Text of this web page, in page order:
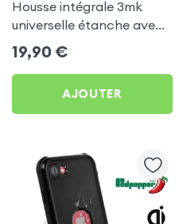
Housse intégrale 3mk
universelle étanche avec
lanière
19,90 €
AJOUTER